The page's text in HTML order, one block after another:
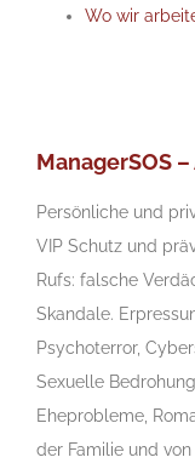
Wo wir
ManagerSOS
Persönliche und
VIP Schutz und
Rufs: falsche
Skandale.
Psychoterror,
Sexuelle
Eheprobleme,
der Familie und